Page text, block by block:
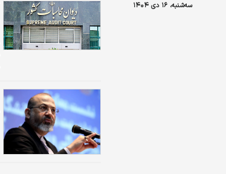
سه‌شنبه، ۱۶ دی ۱۴۰۴